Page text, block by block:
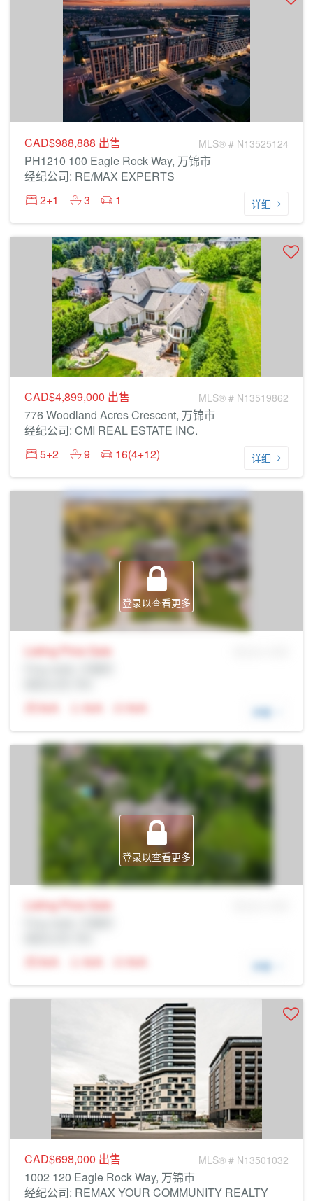
CAD$988,888 出售 MLS® # N13525124
PH1210 100 Eagle Rock Way, 万锦市
经纪公司: RE/MAX EXPERTS
2+1
3 1 详细
CAD$4,899,000 出售 MLS® # N13519862
776 Woodland Acres Crescent, 万锦市
经纪公司: CMI REAL ESTATE INC.
5+2
9 16(4+12) 详细
登录以查看更多
Listing Price Sale
N/A
N/A N/A 详细
登录以查看更多
Listing Price Sale
N/A
N/A N/A 详细
CAD$698,000 出售 MLS® # N13501032
1002 120 Eagle Rock Way, 万锦市
经纪公司: REMAX YOUR COMMUNITY REALTY